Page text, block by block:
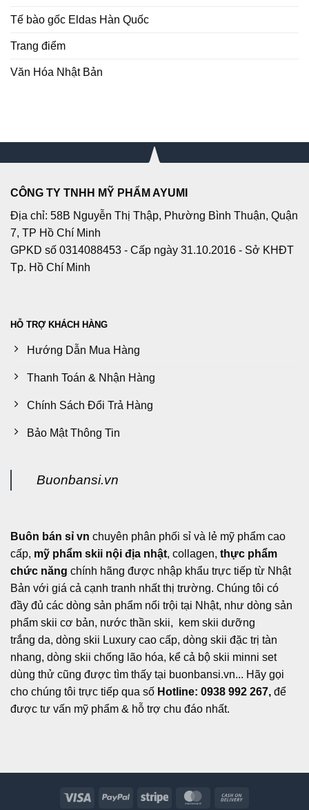
Tế bào gốc Eldas Hàn Quốc
Trang điểm
Văn Hóa Nhật Bản
CÔNG TY TNHH MỸ PHẨM AYUMI
Địa chỉ: 58B Nguyễn Thị Thập, Phường Bình Thuận, Quận
7, TP Hồ Chí Minh
GPKD số 0314088453 - Cấp ngày 31.10.2016 - Sở KHĐT
Tp. Hồ Chí Minh
HỖ TRỢ KHÁCH HÀNG
Hướng Dẫn Mua Hàng
Thanh Toán & Nhận Hàng
Chính Sách Đổi Trả Hàng
Bảo Mật Thông Tin
Buonbansi.vn
Buôn bán sỉ vn chuyên phân phối sỉ và lẻ mỹ phẩm cao
cấp, mỹ phẩm skii nội địa nhật, collagen, thực phẩm
chức năng chính hãng được nhập khẩu trực tiếp từ Nhật
Bản với giá cả cạnh tranh nhất thị trường. Chúng tôi có
đầy đủ các dòng sản phẩm nổi trội tại Nhật, như dòng sản
phẩm skii cơ bản, nước thần skii, kem skii dưỡng
trắng da, dòng skii Luxury cao cấp, dòng skii đặc trị tàn
nhang, dòng skii chống lão hóa, kể cả bộ skii minni set
dùng thử cũng được tìm thấy tại buonbansi.vn... Hãy gọi
cho chúng tôi trực tiếp qua số Hotline: 0938 992 267, để
được tư vấn mỹ phẩm & hỗ trợ chu đáo nhất.
Visa PayPal Stripe MasterCard